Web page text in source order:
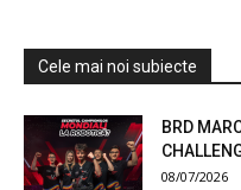
Cele mai noi subiecte
BRD
08/07/2026